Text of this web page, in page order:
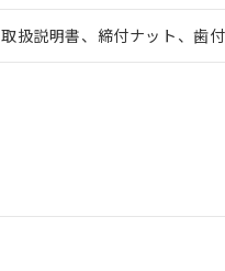
取扱説明書、締付ナット、歯